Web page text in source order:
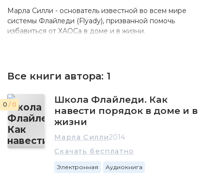
Марла Силли - основатель известной во всем мире
системы Флайледи (Flyady), призванной помочь
избавиться от ХАОСа в доме и в жизни.
Все книги автора: 1
0 / 0
Школа Флайледи. Как
навести порядок в доме и в
жизни
Марла Силли2014
Скачать бесплатно
Электронная Аудиокнига